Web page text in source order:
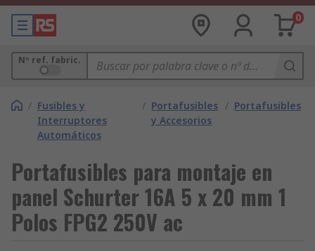
0
Nº ref. fabric.
/ Fusibles y
Interruptores
Automáticos
/ Portafusibles
y Accesorios
/ Portafusibles
Portafusibles para montaje en
panel Schurter 16A 5 x 20 mm 1
Polos FPG2 250V ac